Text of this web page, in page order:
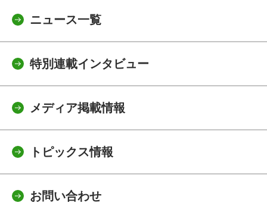
ニュース一覧
特別連載インタビュー
メディア掲載情報
トピックス情報
お問い合わせ